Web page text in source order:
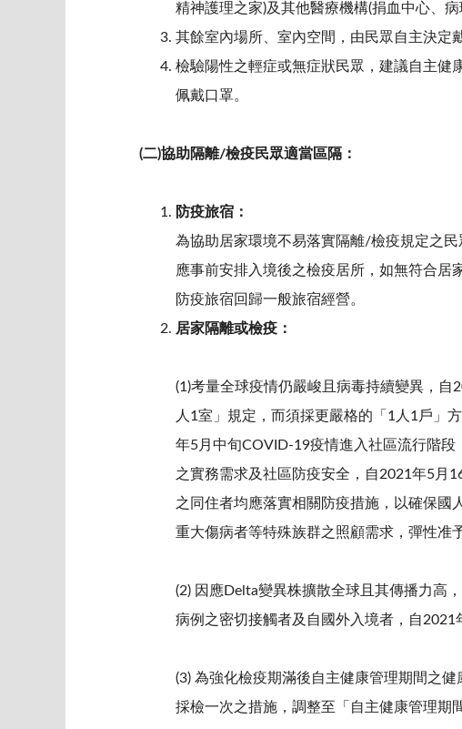
精神護理之家)及其他醫療機構(捐血中心、病
其餘室內場所、室內空間，由民眾自主決定
檢驗陽性之輕症或無症狀民眾，建議自主健
佩戴口罩。
(二)協助隔離/檢疫民眾適當區隔：
防疫旅宿：
為協助居家環境不易落實隔離/檢疫規定之
應事前安排入境後之檢疫居所，如無符合居
防疫旅宿回歸一般旅宿經營。
居家隔離或檢疫：
(1)考量全球疫情仍嚴峻且病毒持續變異，
人1室」規定，而須採更嚴格的「1人1戶」
年5月中旬COVID-19疫情進入社區流行階
之實務需求及社區防疫安全，自2021年5月
之同住者均應落實相關防疫措施，以確保國
重大傷病者等特殊族群之照顧需求，彈性准
(2) 因應Delta變異株擴散全球且其傳播力高
病例之密切接觸者及自國外入境者，自2021
(3) 為強化檢疫期滿後自主健康管理期間之
採檢一次之措施，調整至「自主健康管理期